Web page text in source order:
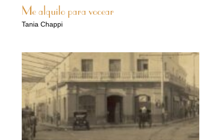
Me alquilo para vocear
Tania Chappi